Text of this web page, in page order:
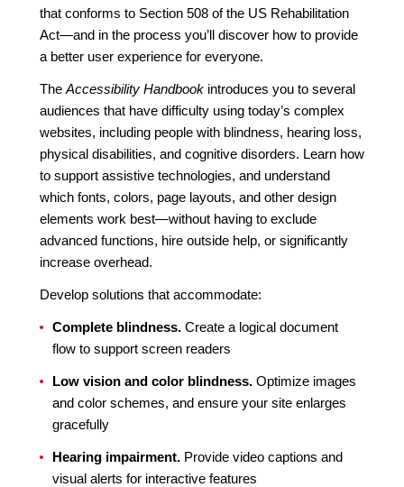
that conforms to Section 508 of the US Rehabilitation
Act—and in the process you’ll discover how to provide
a better user experience for everyone.
The Accessibility Handbook introduces you to several
audiences that have difficulty using today’s complex
websites, including people with blindness, hearing loss,
physical disabilities, and cognitive disorders. Learn how
to support assistive technologies, and understand
which fonts, colors, page layouts, and other design
elements work best—without having to exclude
advanced functions, hire outside help, or significantly
increase overhead.
Develop solutions that accommodate:
Complete blindness. Create a logical document
flow to support screen readers
Low vision and color blindness. Optimize images
and color schemes, and ensure your site enlarges
gracefully
Hearing impairment. Provide video captions and
visual alerts for interactive features